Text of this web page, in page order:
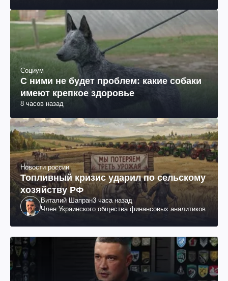
Социум
С ними не будет проблем: какие собаки
имеют крепкое здоровье
8 часов назад
Новости россии
Топливный кризис ударил по сельскому
хозяйству РФ
Виталий Шапран3 часа назад
Член Украинского общества финансовых аналитиков